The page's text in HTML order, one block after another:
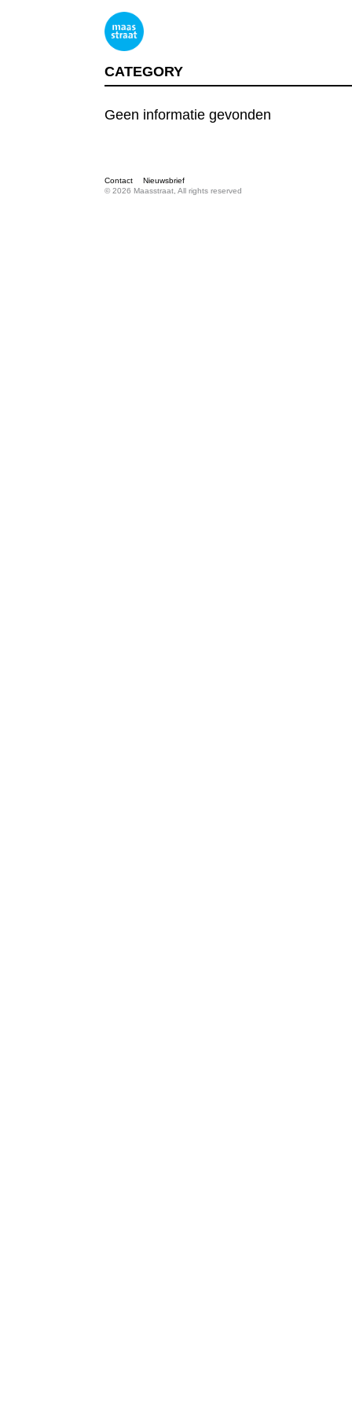
CATEGORY
Geen informatie gevonden
Contact
Nieuwsbrief
© 2026 Maasstraat, All rights reserved